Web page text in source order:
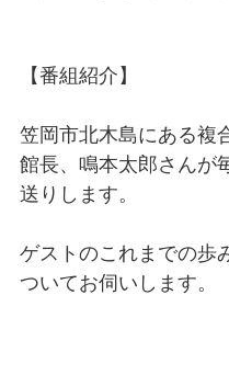
【番組紹介】
笠岡市北木島にある複
館長、鳴本太郎さんが
送りします。
ゲストのこれまでの歩
ついてお伺いします。